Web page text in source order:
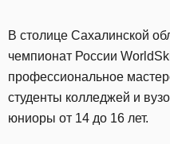
В столице Сахалинской
чемпионат России
профессиональное
студенты колледжей и
юниоры от 14 до 16 лет.